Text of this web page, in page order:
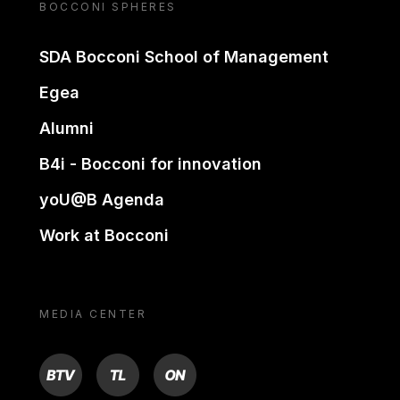
BOCCONI SPHERES
SDA Bocconi School of Management
Egea
Alumni
B4i - Bocconi for innovation
yoU@B Agenda
Work at Bocconi
MEDIA CENTER
BTV TL ON